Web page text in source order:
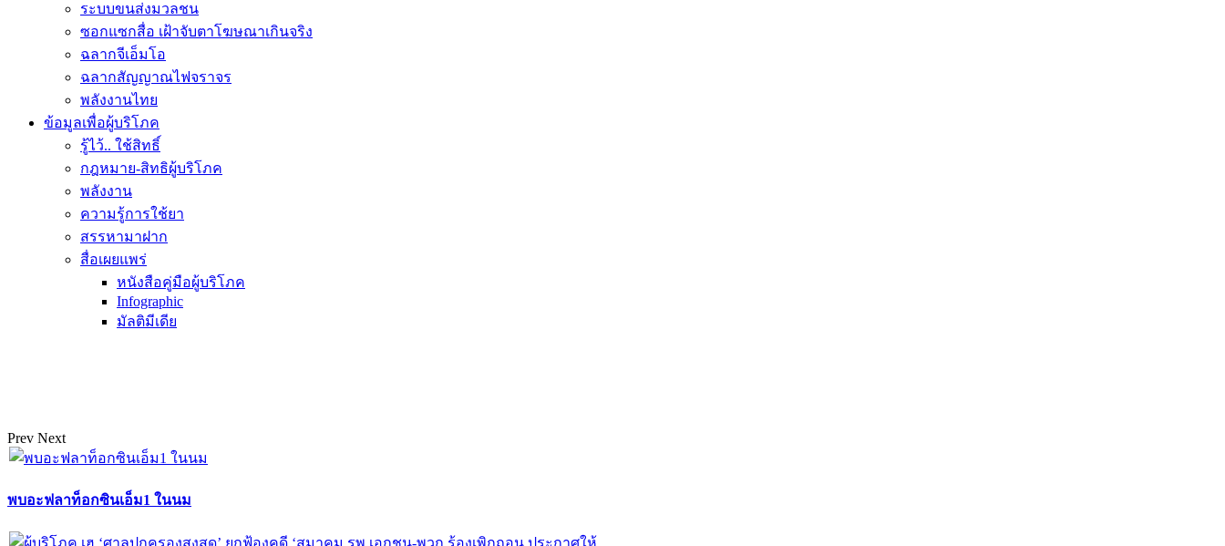
ระบบขนส่งมวลชน
ซอกแซกสื่อ เฝ้าจับตาโฆษณาเกินจริง
ฉลากจีเอ็มโอ
ฉลากสัญญาณไฟจราจร
พลังงานไทย
ข้อมูลเพื่อผู้บริโภค
รู้ไว้.. ใช้สิทธิ์
กฎหมาย-สิทธิผู้บริโภค
พลังงาน
ความรู้การใช้ยา
สรรหามาฝาก
สื่อเผยแพร่
หนังสือคู่มือผู้บริโภค
Infographic
มัลติมีเดีย
Prev Next
พบอะฟลาท็อกซินเอ็ม1 ในนม